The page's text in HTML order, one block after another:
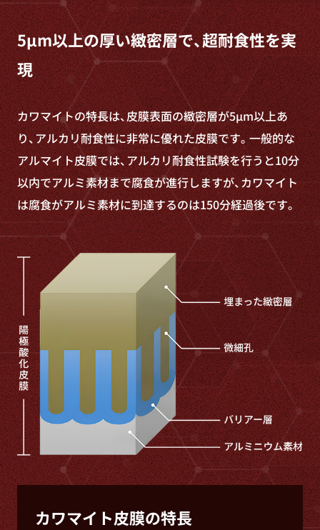
5μm以上の厚い緻密層で、超耐食性を実
現
カワマイトの特長は、皮膜表面の緻密層が5μm以上あ
り、アルカリ耐食性に非常に優れた皮膜です。一般的な
アルマイト皮膜では、アルカリ耐食性試験を行うと10分
以内でアルミ素材まで腐食が進行しますが、カワマイト
は腐食がアルミ素材に到達するのは150分経過後です。
カワマイト皮膜の特長